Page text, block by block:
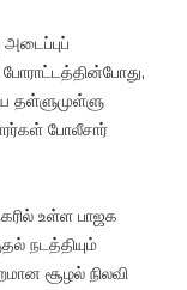
அடைப்புப்
போராட்டத்தின்போது,
தள்ளுமுள்ளு
போலீசார்
உள்ள பாஜக
நடத்தியும்
சூழல் நிலவி